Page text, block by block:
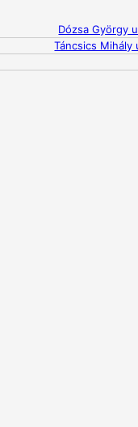
Dózsa György
Táncsics Mihály